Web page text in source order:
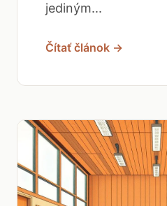
jediným...
Čítať článok →